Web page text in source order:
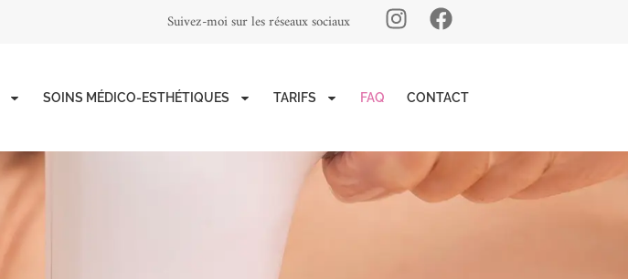
Suivez-moi sur les réseaux sociaux
SOINS MÉDICO-ESTHÉTIQUES TARIFS FAQ CONTACT